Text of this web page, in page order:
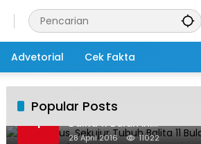
Advetorial Cek Fakta
Popular Posts
1
Salah Infus, Sekujur Tubuh
Balita 11 Bulan ini
Membengkak
28 April 2016 11022